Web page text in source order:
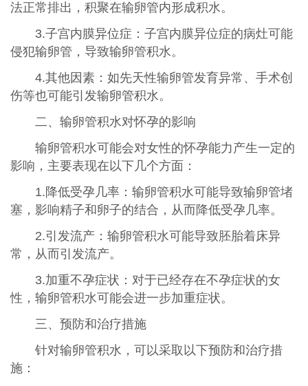
法正常排出，积聚在输卵管内形成积水。
3.子宫内膜异位症：子宫内膜异位症的病灶可能
侵犯输卵管，导致输卵管积水。
4.其他因素：如先天性输卵管发育异常、手术创
伤等也可能引发输卵管积水。
二、输卵管积水对怀孕的影响
输卵管积水可能会对女性的怀孕能力产生一定的
影响，主要表现在以下几个方面：
1.降低受孕几率：输卵管积水可能导致输卵管堵
塞，影响精子和卵子的结合，从而降低受孕几率。
2.引发流产：输卵管积水可能导致胚胎着床异
常，从而引发流产。
3.加重不孕症状：对于已经存在不孕症状的女
性，输卵管积水可能会进一步加重症状。
三、预防和治疗措施
针对输卵管积水，可以采取以下预防和治疗措
施：